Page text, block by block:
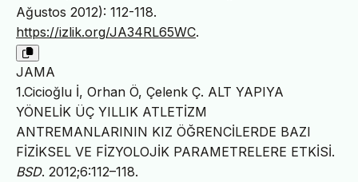
Ağustos 2012): 112-118.
https://izlik.org/JA34RL65WC.
JAMA
1.Cicioğlu İ, Orhan Ö, Çelenk Ç. ALT YAPIYA
YÖNELİK ÜÇ YILLIK ATLETİZM
ANTREMANLARININ KIZ ÖĞRENCİLERDE BAZI
FİZİKSEL VE FİZYOLOJİK PARAMETRELERE ETKİSİ.
BSD. 2012;6:112–118.